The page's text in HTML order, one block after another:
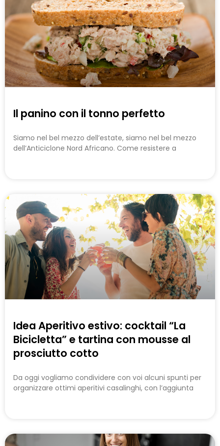
Il panino con il tonno perfetto
Siamo nel bel mezzo dell’estate, siamo nel bel mezzo
dell’Anticiclone Nord Africano. Come resistere a
Idea Aperitivo estivo: cocktail “La
Bicicletta” e tartina con mousse al
prosciutto cotto
Da oggi vogliamo condividere con voi alcuni spunti per
organizzare ottimi aperitivi casalinghi, con l’aggiunta